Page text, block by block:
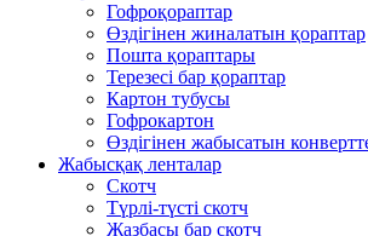
Гофроқораптар
Өздігінен жиналатын қораптар
Пошта қораптары
Терезесі бар қораптар
Картон тубусы
Гофрокартон
Өздігінен жабысатын
Жабысқақ ленталар
Скотч
Түрлі-түсті скотч
Жазбасы бар скотч